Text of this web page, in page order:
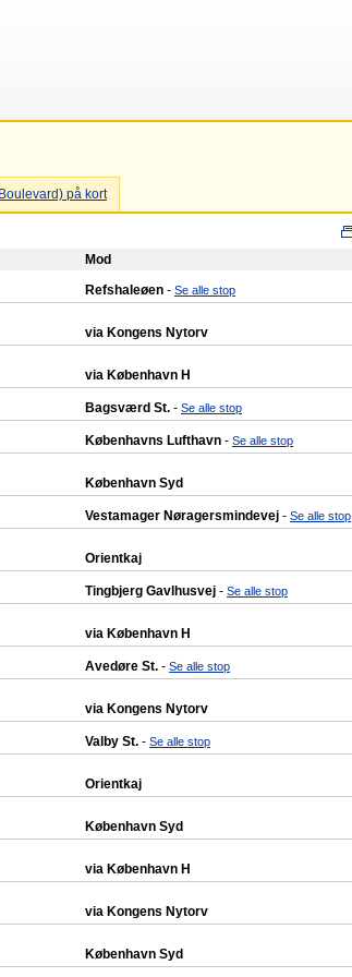
på kort
Mod
Refshaleøen - Se alle stop
via Kongens Nytorv
via København H
Bagsværd St. - Se alle stop
Københavns Lufthavn - Se alle stop
København Syd
Vestamager Nøragersmindevej - Se alle stop
Orientkaj
Tingbjerg Gavlhusvej - Se alle stop
via København H
Avedøre St. - Se alle stop
via Kongens Nytorv
Valby St. - Se alle stop
Orientkaj
København Syd
via København H
via Kongens Nytorv
København Syd